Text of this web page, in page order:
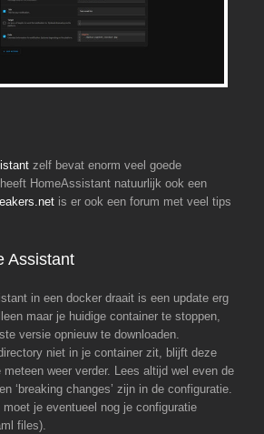
zelf bevat enorm veel goede
HomeAssistant natuurlijk ook een
is er ook een forum met veel tips
Assistant
in een docker draait is een update erg
maar je huidige container te stoppen,
versie opnieuw te downloaden.
niet in je container zit, blijft deze
weer verder. Lees altijd wel even de
‘breaking changes’ zijn in de configuratie.
moet je eventueel nog je configuratie
files).